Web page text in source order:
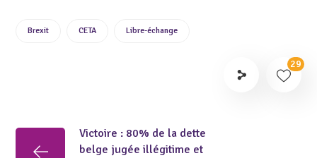
Brexit CETA Libre-échange
29
Victoire : 80% de la dette
belge jugée illégitime et